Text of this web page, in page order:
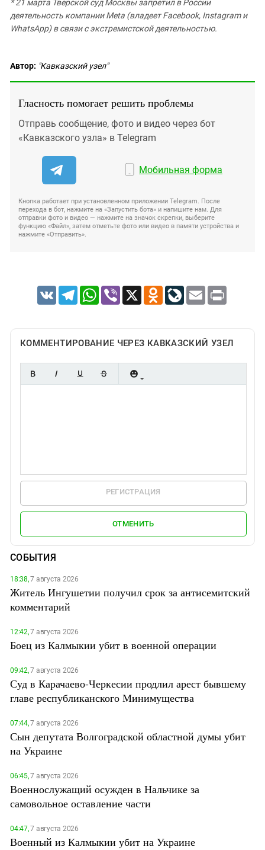
* 21 марта Тверской суд Москвы запретил в России
деятельность компании Meta (владеет Facebook, Instagram и
WhatsApp) в связи с экстремистской деятельностью.
Автор: "Кавказский узел"
Гласность помогает решить проблемы
Отправь сообщение, фото и видео через бот
«Кавказского узла» в Telegram
Мобильная форма
Кнопка работает при установленном приложении Telegram. После
перехода в бот, нажмите на «Запустить бота» и напишите нам. Для
отправки фото и видео — нажмите на значок скрепки, выберите
функцию «Файл», затем отметьте фото или видео в памяти устройства и
нажмите «Отправить».
VK TelegramWhatsApp
Viber X Odnoklassniki
LiveJournal
Email Print
КОММЕНТИРОВАНИЕ ЧЕРЕЗ КАВКАЗСКИЙ УЗЕЛ
РЕГИСТРАЦИЯ
ОТМЕНИТЬ
СОБЫТИЯ
18:38,7 августа 2026
Житель Ингушетии получил срок за антисемитский
комментарий
12:42,7 августа 2026
Боец из Калмыкии убит в военной операции
09:42,7 августа 2026
Суд в Карачаево-Черкесии продлил арест бывшему
главе республиканского Минимущества
07:44,7 августа 2026
Сын депутата Волгоградской областной думы убит
на Украине
06:45,7 августа 2026
Военнослужащий осужден в Нальчике за
самовольное оставление части
04:47,7 августа 2026
Военный из Калмыкии убит на Украине